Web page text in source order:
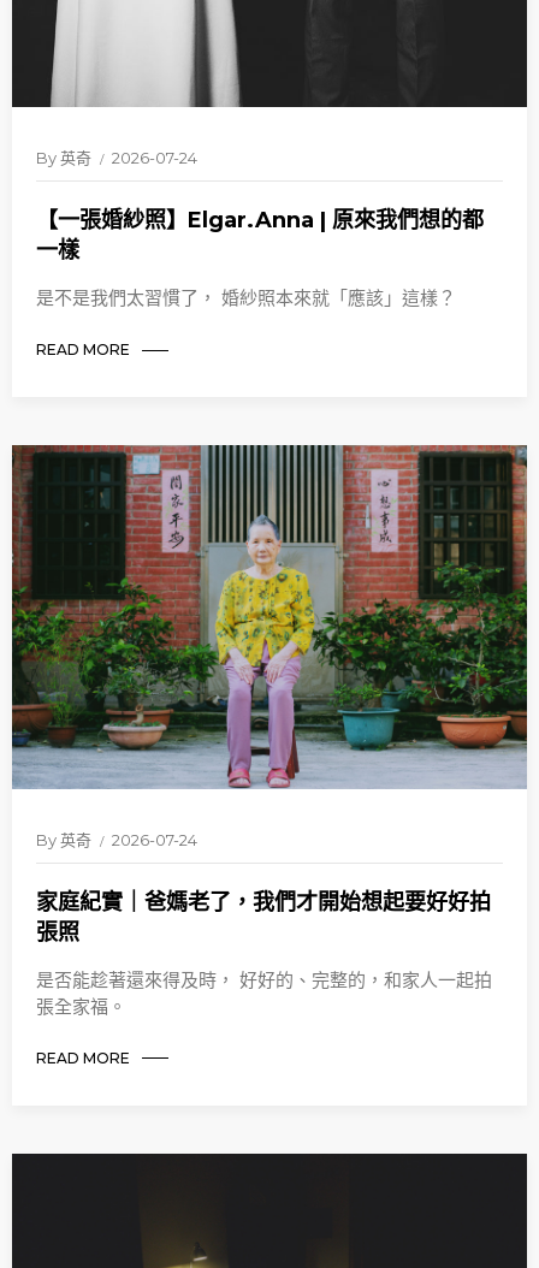
By英奇 2026-07-24
【一張婚紗照】Elgar.Anna | 原來我們想的都
一樣
是不是我們太習慣了， 婚紗照本來就「應該」這樣？
READ MORE
By英奇 2026-07-24
家庭紀實｜爸媽老了，我們才開始想起要好好拍
張照
是否能趁著還來得及時， 好好的、完整的，和家人一起拍
張全家福。
READ MORE